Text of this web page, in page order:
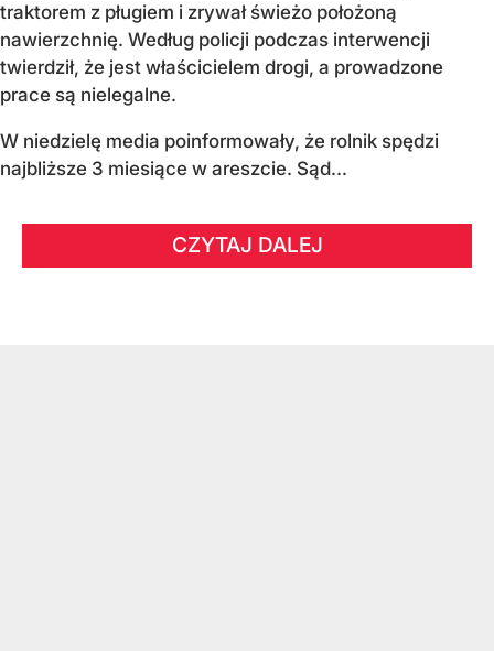
traktorem z pługiem i zrywał świeżo położoną
nawierzchnię. Według policji podczas interwencji
twierdził, że jest właścicielem drogi, a prowadzone
prace są nielegalne.
W niedzielę media poinformowały, że rolnik spędzi
najbliższe 3 miesiące w areszcie. Sąd...
CZYTAJ DALEJ